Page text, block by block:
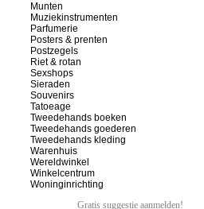
Munten
Muziekinstrumenten
Parfumerie
Posters & prenten
Postzegels
Riet & rotan
Sexshops
Sieraden
Souvenirs
Tatoeage
Tweedehands boeken
Tweedehands goederen
Tweedehands kleding
Warenhuis
Wereldwinkel
Winkelcentrum
Woninginrichting
Gratis suggestie aanmelden!